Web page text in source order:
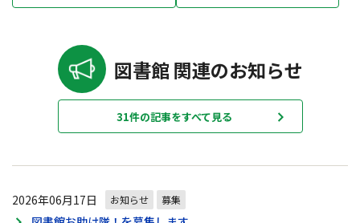
図書館 関連のお知らせ
31件の記事をすべて見る
2026年06月17日 お知らせ 募集